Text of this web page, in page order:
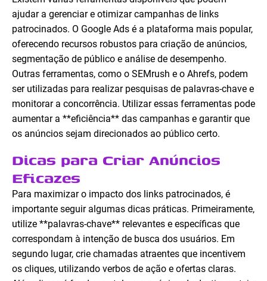
ajudar a gerenciar e otimizar campanhas de links
patrocinados. O Google Ads é a plataforma mais popular,
oferecendo recursos robustos para criação de anúncios,
segmentação de público e análise de desempenho.
Outras ferramentas, como o SEMrush e o Ahrefs, podem
ser utilizadas para realizar pesquisas de palavras-chave e
monitorar a concorrência. Utilizar essas ferramentas pode
aumentar a **eficiência** das campanhas e garantir que
os anúncios sejam direcionados ao público certo.
Dicas para Criar Anúncios
Eficazes
Para maximizar o impacto dos links patrocinados, é
importante seguir algumas dicas práticas. Primeiramente,
utilize **palavras-chave** relevantes e específicas que
correspondam à intenção de busca dos usuários. Em
segundo lugar, crie chamadas atraentes que incentivem
os cliques, utilizando verbos de ação e ofertas claras.